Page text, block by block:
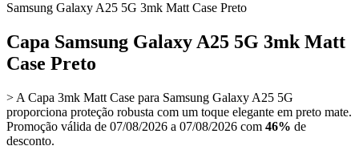
Samsung Galaxy A25 5G 3mk Matt Case Preto
Capa Samsung Galaxy A25 5G 3mk Matt
Case Preto
> A Capa 3mk Matt Case para Samsung Galaxy A25 5G
proporciona proteção robusta com um toque elegante em preto mate.
Promoção válida de 07/08/2026 a 07/08/2026 com 46% de
desconto.